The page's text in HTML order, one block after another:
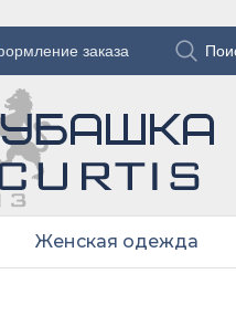
заказа
Женская одежда